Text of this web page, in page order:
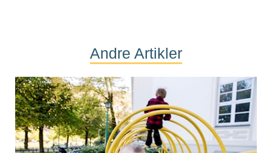
Andre Artikler